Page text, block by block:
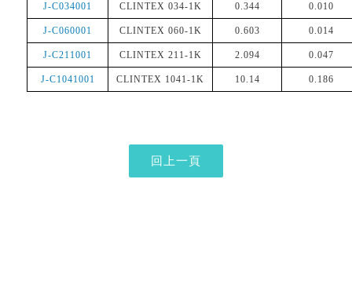
J-C034001 CLINTEX 034-1K 0.344 0.010
J-C060001 CLINTEX 060-1K 0.603 0.014
J-C211001 CLINTEX 211-1K 2.094 0.047
J-C1041001 CLINTEX 1041-1K 10.14 0.186